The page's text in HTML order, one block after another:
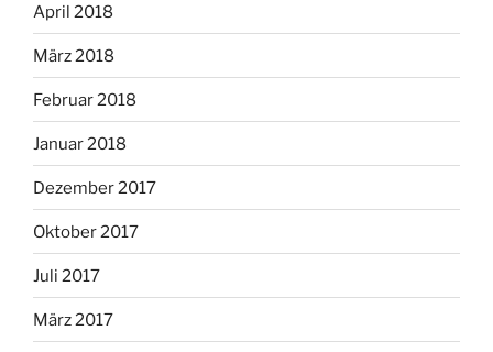
April 2018
März 2018
Februar 2018
Januar 2018
Dezember 2017
Oktober 2017
Juli 2017
März 2017